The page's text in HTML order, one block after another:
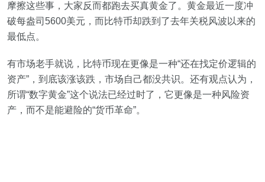
摩擦这些事，大家反而都跑去买真黄金了。黄金最近一度冲
破每盎司5600美元，而比特币却跌到了去年关税风波以来的
最低点。
有市场老手就说，比特币现在更像是一种“还在找定价逻辑的
资产”，到底该涨该跌，市场自己都没共识。还有观点认为，
所谓“数字黄金”这个说法已经过时了，它更像是一种风险资
产，而不是能避险的“货币革命”。